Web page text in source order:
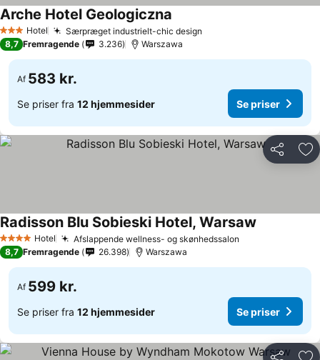
3 StjernerHotel Særpræget industrielt-chic design
Arche Hotel Geologiczna
8,7 Fremragende 3.236 Warszawa
Af 583 kr.
Se priser fra 12 hjemmesider Se priser
Del
4 StjernerHotel Afslappende wellness- og skønhedssalon
Radisson Blu Sobieski Hotel, Warsaw
8,7 Fremragende 26.398 Warszawa
Af 599 kr.
Se priser fra 12 hjemmesider Se priser